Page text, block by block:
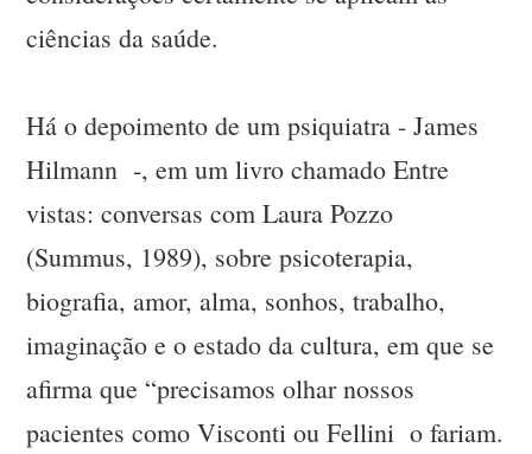
ciências da saúde.
Há o depoimento de um psiquiatra - James
Hilmann -, em um livro chamado Entre
vistas: conversas com Laura Pozzo
(Summus, 1989), sobre psicoterapia,
biografia, amor, alma, sonhos, trabalho,
imaginação e o estado da cultura, em que se
afirma que “precisamos olhar nossos
pacientes como Visconti ou Fellini o fariam.